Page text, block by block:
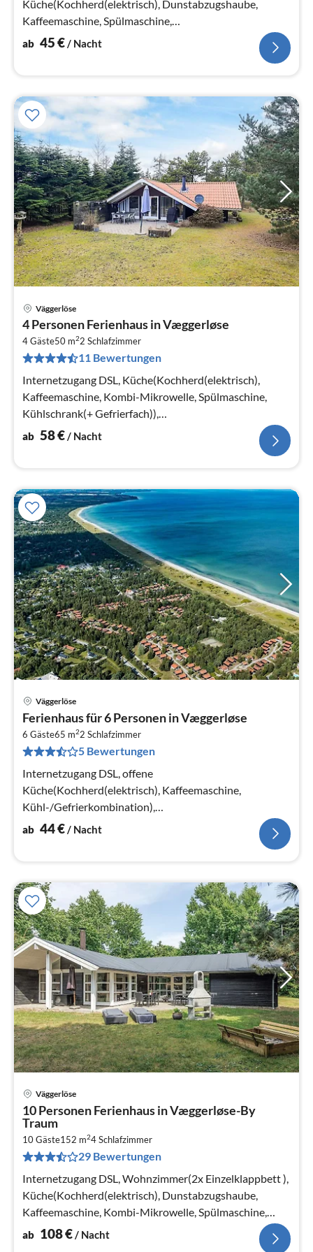
Küche(Kochherd(elektrisch), Dunstabzugshaube,
Kaffeemaschine, Spülmaschine,
Kühl-/Gefrierkombination, Trockner, Waschmaschine)
ab 45€/ Nacht
Väggerlöse
4 Personen Ferienhaus in Væggerløse
4 Gäste50 m22 Schlafzimmer
11 Bewertungen
Internetzugang DSL, Küche(Kochherd(elektrisch),
Kaffeemaschine, Kombi-Mikrowelle, Spülmaschine,
Kühlschrank(+ Gefrierfach)),
Wohn-/Schlafzimmer(Schlafcouch 1 Pers., TV,
ab 58€/ Nacht
Väggerlöse
Ferienhaus für 6 Personen in Væggerløse
6 Gäste65 m22 Schlafzimmer
5 Bewertungen
Internetzugang DSL, offene
Küche(Kochherd(elektrisch), Kaffeemaschine,
Kühl-/Gefrierkombination),
Wohn-/Schlafzimmer(TV(Kabel), Herd(Holz)),
ab 44€ / Nacht
Väggerlöse
10 Personen Ferienhaus in Væggerløse-By
Traum
10 Gäste152 m24Schlafzimmer
29 Bewertungen
Internetzugang DSL, Wohnzimmer(2x Einzelklappbett ),
Küche(Kochherd(elektrisch), Dunstabzugshaube,
Kaffeemaschine, Kombi-Mikrowelle, Spülmaschine,
Kühl-/Gefrierkombination)
ab 108€/ Nacht